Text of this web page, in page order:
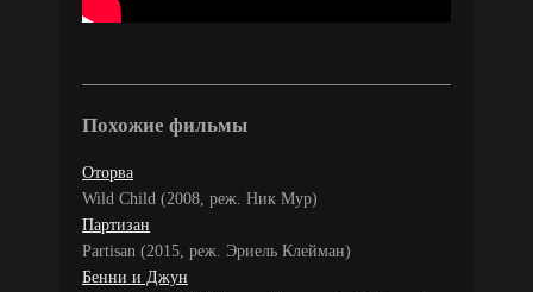
Похожие фильмы
Оторва
Wild Child (2008, реж. Ник Мур)
Партизан
Partisan (2015, реж. Эриель Клейман)
Бенни и Джун